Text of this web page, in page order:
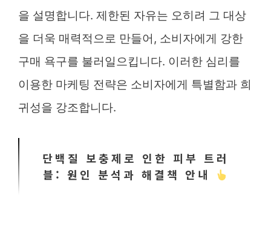
을 설명합니다. 제한된 자유는 오히려 그 대상
을 더욱 매력적으로 만들어, 소비자에게 강한
구매 욕구를 불러일으킵니다. 이러한 심리를
이용한 마케팅 전략은 소비자에게 특별함과 희
귀성을 강조합니다.
단백질 보충제로 인한 피부 트러
블: 원인 분석과 해결책 안내